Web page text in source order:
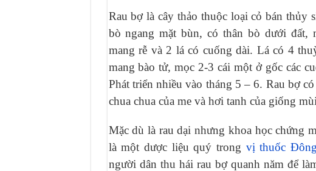
Rau bợ là cây thảo thuộc loại cỏ bán thủy
bò ngang mặt bùn, có thân bò dưới đất,
mang rễ và 2 lá có cuống dài. Lá có 4
mang bào tử, mọc 2-3 cái một ở gốc các
Phát triển nhiều vào tháng 5 – 6. Rau bợ
chua chua của me và hơi tanh của giống
Mặc dù là rau dại nhưng khoa học chứng
là một dược liệu quý trong vị thuốc
người dân thu hái rau bợ quanh năm để